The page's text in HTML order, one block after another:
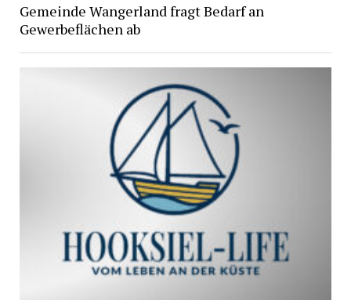
Gemeinde Wangerland fragt Bedarf an
Gewerbeflächen ab